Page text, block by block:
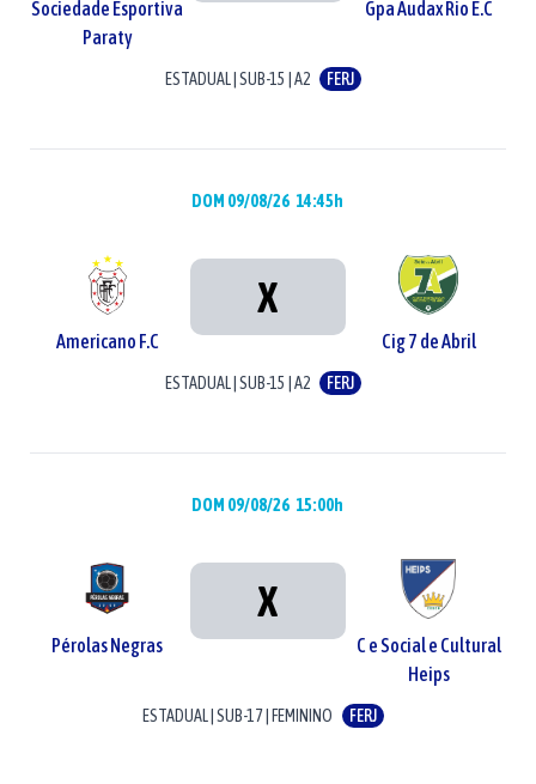
Sociedade Esportiva
Paraty
Gpa Audax Rio E.C
ESTADUAL|SUB-15 |A2 FERJ
DOM 09/08/26 14:45h
Americano F.C
X
Cig 7 de Abril
ESTADUAL|SUB-15 |A2 FERJ
DOM 09/08/26 15:00h
Pérolas Negras
X
C e Social e Cultural
Heips
ESTADUAL| SUB-17| FEMININO FERJ